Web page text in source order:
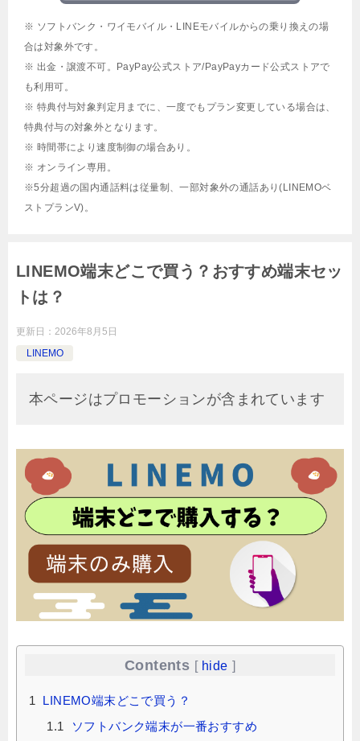
※ ソフトバンク・ワイモバイル・LINEモバイルからの乗り換えの場
合は対象外です。
※ 出金・譲渡不可。PayPay公式ストア/PayPayカード公式ストアで
も利用可。
※ 特典付与対象判定月までに、一度でもプラン変更している場合は、
特典付与の対象外となります。
※ 時間帯により速度制御の場合あり。
※ オンライン専用。
※5分超過の国内通話料は従量制、一部対象外の通話あり(LINEMOベ
ストプランV)。
LINEMO端末どこで買う？おすすめ端末セッ
トは？
更新日： 2026年8月5日
LINEMO
本ページはプロモーションが含まれています
Contents [ hide ]
1
LINEMO端末どこで買う？
1.1
ソフトバンク端末が一番おすすめ